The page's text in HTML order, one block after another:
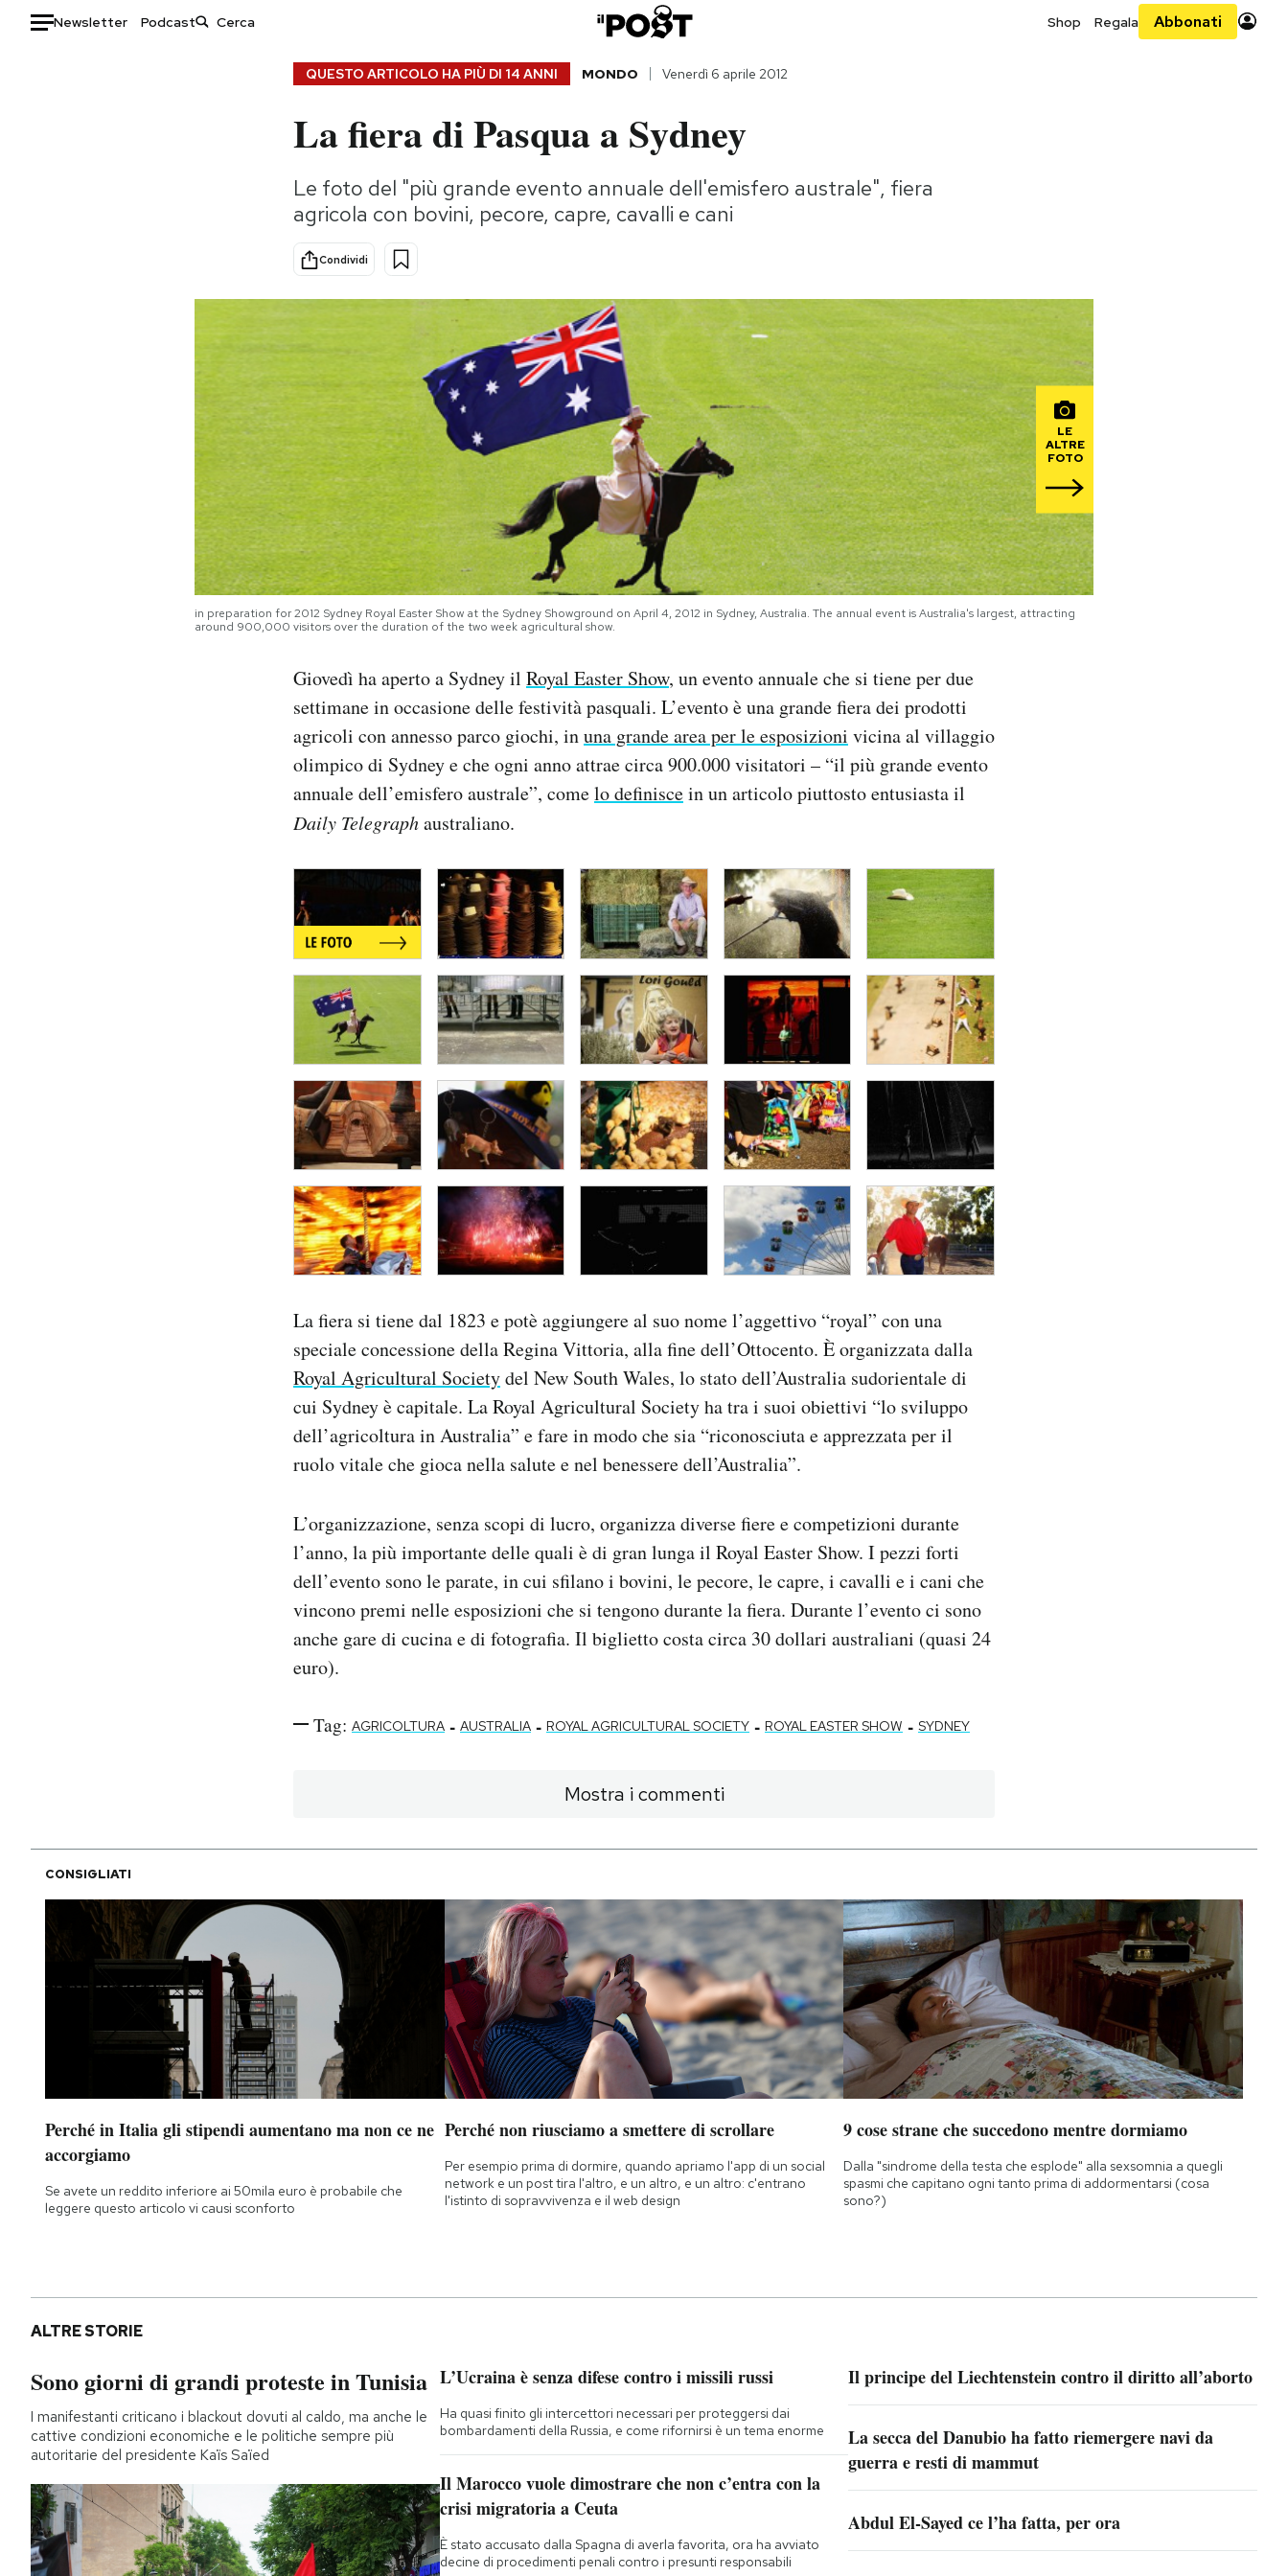
Newsletter Podcast Shop Regala Abbonati
Consumismi
Storie/Idee
Ok Boomer!
Media
Europa
Altrecose
Mondiali calcio 2026
QUESTO ARTICOLO HA PIÙ DI 14 ANNI MONDO Venerdì 6 aprile 2012
La fiera di Pasqua a Sydney
Le foto del "più grande evento annuale dell'emisfero australe", fiera
agricola con bovini, pecore, capre, cavalli e cani
Condividi
LE
ALTRE
FOTO
in preparation for 2012 Sydney Royal Easter Show at the Sydney Showground on April 4, 2012 in Sydney, Australia. The annual event is Australia's largest, attracting
around 900,000 visitors over the duration of the two week agricultural show.
Giovedì ha aperto a Sydney il Royal Easter Show, un evento annuale che si tiene per due
settimane in occasione delle festività pasquali. L’evento è una grande fiera dei prodotti
agricoli con annesso parco giochi, inuna grande area per le esposizioni vicina al villaggio
olimpico di Sydney e che ogni anno attrae circa 900.000 visitatori – “il più grande evento
annuale dell’emisfero australe”, comelo definiscein un articolo piuttosto entusiasta il
Daily Telegraphaustraliano.
La fiera si tiene dal 1823 e potè aggiungere al suo nome l’aggettivo “royal” con una
speciale concessione della Regina Vittoria, alla fine dell’Ottocento. È organizzata dalla
Royal Agricultural Societydel New South Wales, lo stato dell’Australia sudorientale di
cui Sydney è capitale. La Royal Agricultural Society ha tra i suoi obiettivi “lo sviluppo
dell’agricoltura in Australia” e fare in modo che sia “riconosciuta e apprezzata per il
ruolo vitale che gioca nella salute e nel benessere dell’Australia”.
L’organizzazione, senza scopi di lucro, organizza diverse fiere e competizioni durante
l’anno, la più importante delle quali è di gran lunga il Royal Easter Show. I pezzi forti
dell’evento sono le parate, in cui sfilano i bovini, le pecore, le capre, i cavalli e i cani che
vincono premi nelle esposizioni che si tengono durante la fiera. Durante l’evento ci sono
anche gare di cucina e di fotografia. Il biglietto costa circa 30 dollari australiani (quasi 24
euro).
Tag: AGRICOLTURA - AUSTRALIA - ROYAL AGRICULTURAL SOCIETY - ROYAL EASTER SHOW - SYDNEY
Mostra i commenti
CONSIGLIATI
Perché in Italia gli stipendi aumentano ma non ce ne
accorgiamo
Se avete un reddito inferiore ai 50mila euro è probabile che
leggere questo articolo vi causi sconforto
Perché non riusciamo a smettere di scrollare
Per esempio prima di dormire, quando apriamo l'app di un social
network e un post tira l'altro, e un altro, e un altro: c'entrano
l'istinto di sopravvivenza e il web design
9 cose strane che succedono mentre dormiamo
Dalla "sindrome della testa che esplode" alla sexsomnia a quegli
spasmi che capitano ogni tanto prima di addormentarsi (cosa
sono?)
ALTRE STORIE
Sono giorni di grandi proteste in Tunisia
I manifestanti criticano i blackout dovuti al caldo, ma anche le
cattive condizioni economiche e le politiche sempre più
autoritarie del presidente Kaïs Saïed
L’Ucraina è senza difese contro i missili russi
Ha quasi finito gli intercettori necessari per proteggersi dai
bombardamenti della Russia, e come rifornirsi è un tema enorme
Il Marocco vuole dimostrare che non c’entra con la
crisi migratoria a Ceuta
È stato accusato dalla Spagna di averla favorita, ora ha avviato
decine di procedimenti penali contro i presunti responsabili
Il principe del Liechtenstein contro il diritto all’aborto
La secca del Danubio ha fatto riemergere navi da
guerra e resti di mammut
Abdul El-Sayed ce l’ha fatta, per ora